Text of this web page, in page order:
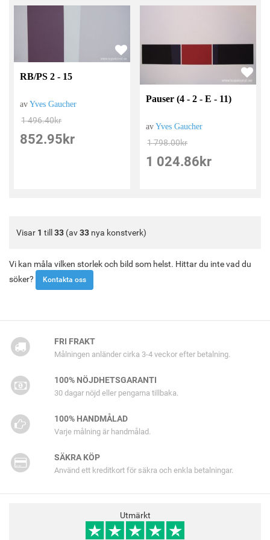
RB/PS 2 - 15
avYves Gaucher
1 496.40kr
852.95 kr
Pauser (4 - 2 - E - 11)
avYves Gaucher
1 798.00kr
1 024.86 kr
Visar 1 till 33 (av33 nya konstverk)
Vi kan måla vilken storlek och bild som helst. Hittar du inte vad du
söker?
Kontakta oss
FRI FRAKT
Målningen anländer cirka 3-4 veckor efter betalning.
100% NÖJDHETSGARANTI
30 dagar nöjd eller pengarna tillbaka.
100% HANDMÅLAD
Varje målning är handmålad.
SÄKRA KÖP
Använd ett kreditkort för säkra och enkla betalningar.
Utmärkt